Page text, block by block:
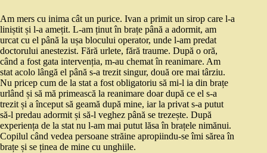
Am mers cu inima cât un purice. Ivan a primit un sirop care l-a
liniștit și l-a amețit. L-am ținut în brațe până a adormit, am
urcat cu el până la ușa blocului operator, unde l-am predat
doctorului anestezist. Fără urlete, fără traume. După o oră,
când a fost gata intervenția, m-au chemat în reanimare. Am
stat acolo lângă el până s-a trezit singur, două ore mai târziu.
Nu pricep cum de la stat a fost obligatoriu să mi-l ia din brațe
urlând și să mă primească la reanimare doar după ce el s-a
trezit și a început să geamă după mine, iar la privat s-a putut
să-l predau adormit și să-l veghez până se trezește. După
experiența de la stat nu l-am mai putut lăsa în brațele nimănui.
Copilul când vedea persoane străine apropiindu-se îmi sărea în
brațe și se ținea de mine cu unghiile.